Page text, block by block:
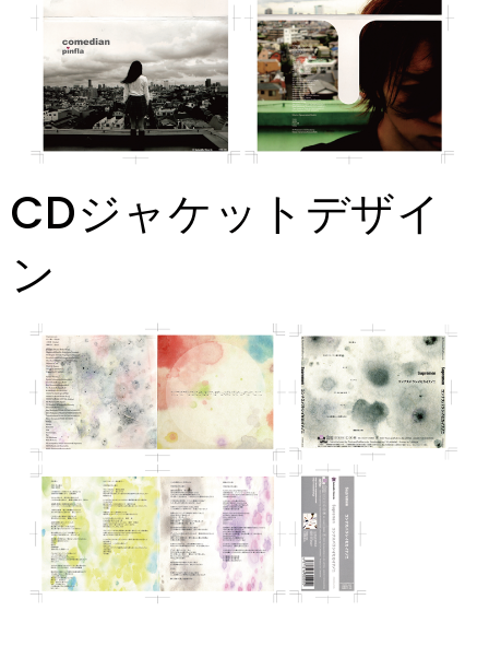
CDジャケットデザイ
ン